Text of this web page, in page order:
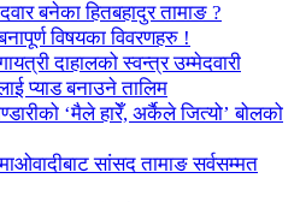
बनेका हितबहादुर तामाङ ?
विषयका विवरणहरु !
दाहालको स्वन्त्र उम्मेदवारी
प्याड बनाउने तालिम
‘मैले हारेँ, अर्कैले जित्यो’ बोलको
सांसद तामाङ सर्वसम्मत